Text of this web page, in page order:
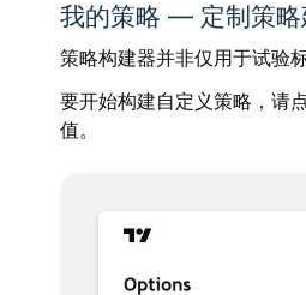
我的策略 — 定制策略
策略构建器并非仅用于试验
要开始构建自定义策略，请
值。